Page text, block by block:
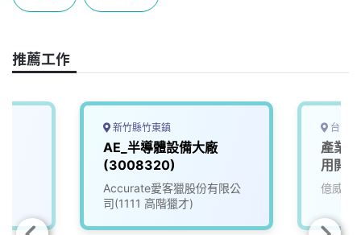
b
o
k
a
e
n
k
推薦工作
新竹縣竹東鎮
AE_半導體設備大廠
(3008320)
Accurate愛客獵股份有限公
司(1111 高階獵才)
台中
產業
用開
億威電